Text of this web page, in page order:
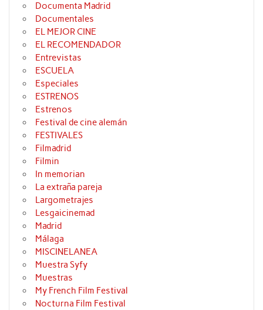
Documenta Madrid
Documentales
EL MEJOR CINE
EL RECOMENDADOR
Entrevistas
ESCUELA
Especiales
ESTRENOS
Estrenos
Festival de cine alemán
FESTIVALES
Filmadrid
Filmin
In memorian
La extraña pareja
Largometrajes
Lesgaicinemad
Madrid
Málaga
MISCINELANEA
Muestra Syfy
Muestras
My French Film Festival
Nocturna Film Festival